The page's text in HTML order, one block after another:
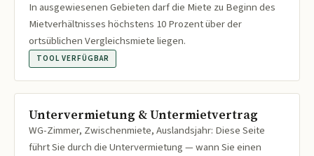
In ausgewiesenen Gebieten darf die Miete zu Beginn des
Mietverhältnisses höchstens 10 Prozent über der
ortsüblichen Vergleichsmiete liegen.
TOOL VERFÜGBAR
Untervermietung & Untermietvertrag
WG-Zimmer, Zwischenmiete, Auslandsjahr: Diese Seite
führt Sie durch die Untervermietung — wann Sie einen